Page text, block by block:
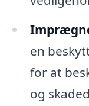
en
for at
og